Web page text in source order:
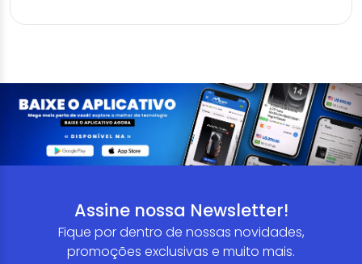
Assine nossa Newsletter!
Fique por dentro de nossas novidades,
promoções exclusivas e muito mais.